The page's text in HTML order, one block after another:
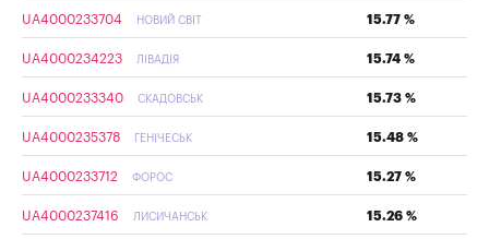
UA4000233704 НОВИЙ СВІТ 15.77 %
UA4000234223 ЛІВАДІЯ 15.74 %
UA4000233340 СКАДОВСЬК 15.73 %
UA4000235378 ГЕНІЧЕСЬК 15.48 %
UA4000233712 ФОРОС 15.27 %
UA4000237416 ЛИСИЧАНСЬК 15.26 %